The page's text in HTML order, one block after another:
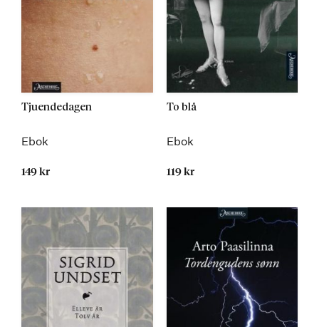
Tjuendedagen
Ebok
149 kr
To blå
Ebok
119 kr